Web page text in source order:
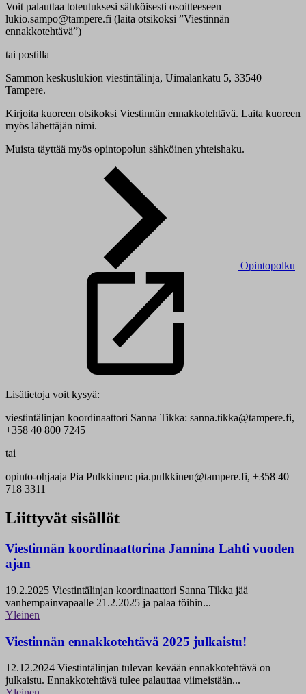
Voit palauttaa toteutuksesi sähköisesti osoitteeseen
lukio.sampo@tampere.fi (laita otsikoksi ”Viestinnän
ennakkotehtävä”)
tai postilla
Sammon keskuslukion viestintälinja, Uimalankatu 5, 33540
Tampere.
Kirjoita kuoreen otsikoksi Viestinnän ennakkotehtävä. Laita kuoreen
myös lähettäjän nimi.
Muista täyttää myös opintopolun sähköinen yhteishaku.
Opintopolku
Lisätietoja voit kysyä:
viestintälinjan koordinaattori Sanna Tikka: sanna.tikka@tampere.fi,
+358 40 800 7245
tai
opinto-ohjaaja Pia Pulkkinen: pia.pulkkinen@tampere.fi, +358 40
718 3311
Liittyvät sisällöt
Viestinnän koordinaattorina Jannina Lahti vuoden
ajan
19.2.2025 Viestintälinjan koordinaattori Sanna Tikka jää
vanhempainvapaalle 21.2.2025 ja palaa töihin...
Yleinen
Viestinnän ennakkotehtävä 2025 julkaistu!
12.12.2024 Viestintälinjan tulevan kevään ennakkotehtävä on
julkaistu. Ennakkotehtävä tulee palauttaa viimeistään...